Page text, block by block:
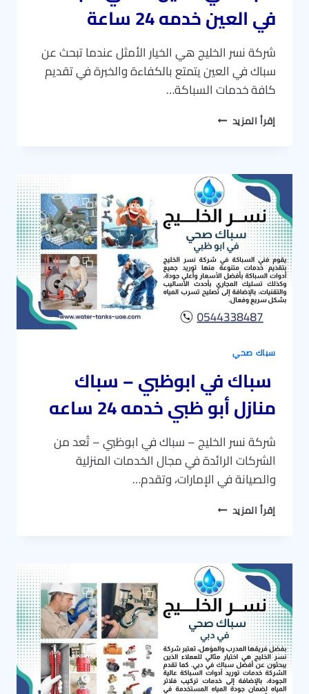
في العين خدمه 24 ساعة
شركة نسر الخليج هي الخيار الأمثل عندما تبحث عن
سباك في العين يتمتع بالكفاءة والخبرة في تقديم
كافة خدمات السباكة…
إقرأ المزيد سباك
فني
سباك
في
العين
خدمه
24
ساعة
سباك صحي
سباك في ابوظبي – سباك
منازل أبو ظبي خدمه 24 ساعه
شركة نسر الخليج – سباك في ابوظبي – تُعد من
الشركات الرائدة في مجال الخدمات المنزلية
والصيانة في الإمارات، وتقدم…
إقرأ المزيد سباك
سباك
منازل
أبو
ظبي
خدمه
24
ساعه